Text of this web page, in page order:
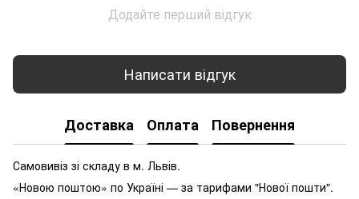
Додайте перший відгук
Написати відгук
Доставка Оплата Повернення
Самовивіз зі складу в м. Львів.
«Новою поштою» по Україні — за тарифами "Нової пошти".